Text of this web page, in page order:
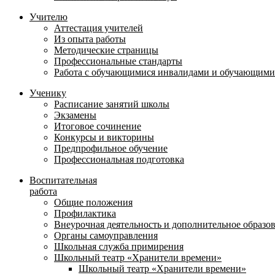
Учителю
Аттестация учителей
Из опыта работы
Методические страницы
Профессиональные стандарты
Работа с обучающимися инвалидами и
Ученику
Расписание занятий школы
Экзамены
Итоговое сочинение
Конкурсы и викторины
Предпрофильное обучение
Профессиональная подготовка
Воспитательная
работа
Общие положения
Профилактика
Внеурочная деятельность и дополнительное
Органы самоуправления
Школьная служба примирения
Школьный театр «Хранители времени»
Школьный театр «Хранители времени»